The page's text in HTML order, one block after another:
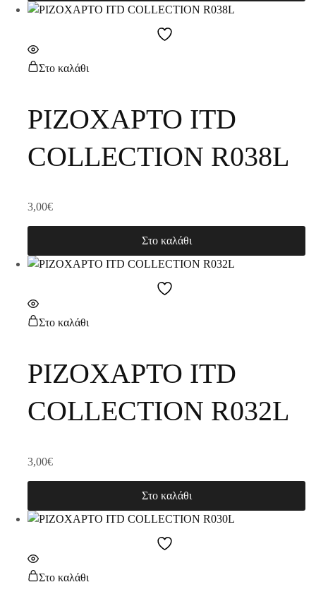
Στο καλάθι
ΡΙΖΟΧΑΡΤΟ ITD
COLLECTION R038L
3,00€
Στο καλάθι
Στο καλάθι
ΡΙΖΟΧΑΡΤΟ ITD
COLLECTION R032L
3,00€
Στο καλάθι
Στο καλάθι